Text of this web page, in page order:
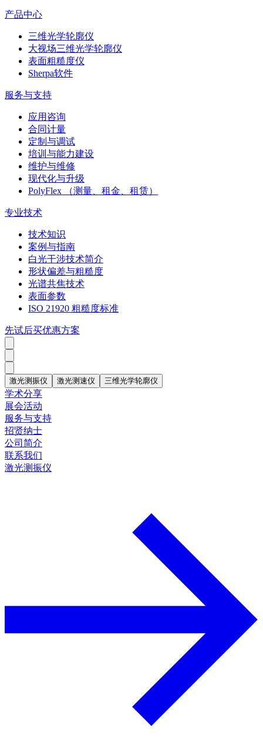
产品中心
三维光学轮廓仪
大视场三维光学轮廓仪
表面粗糙度仪
Sherpa软件
服务与支持
应用咨询
合同计量
定制与调试
培训与能力建设
维护与维修
现代化与升级
PolyFlex （测量、租金、租赁）
专业技术
技术知识
案例与指南
白光干涉技术简介
形状偏差与粗糙度
光谱共焦技术
表面参数
ISO 21920 粗糙度标准
先试后买优惠方案
激光测振仪 激光测速仪 三维光学轮廓仪
学术分享
展会活动
服务与支持
招贤纳士
公司简介
联系我们
激光测振仪